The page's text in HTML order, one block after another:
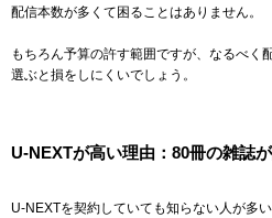
配信本数が多くて困ることはありません。
もちろん予算の許す範囲ですが、なるべく
選ぶと損をしにくいでしょう。
U-NEXTが高い理由：80冊の雑誌
U-NEXTを契約していても知らない人が多